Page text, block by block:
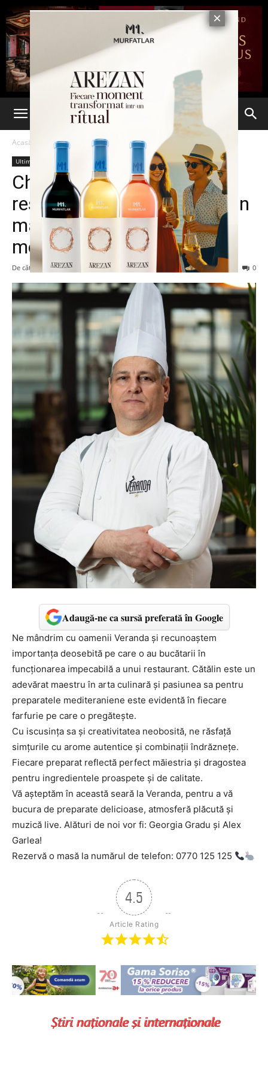
Acasă Ultima oră
Ultima oră
Chef Catalin de la
restaurantul Veranda este un
maestru in bucătăria
mediteraneana
De către Eva MIRON 29 iunie 2023 0
Adaugă-ne ca sursă preferată în Google
Ne mândrim cu oamenii Veranda și recunoaștem
importanța deosebită pe care o au bucătarii în
funcționarea impecabilă a unui restaurant. Cătălin este un
adevărat maestru în arta culinară și pasiunea sa pentru
preparatele mediteraniene este evidentă în fiecare
farfurie pe care o pregătește.
Cu iscusința sa și creativitatea neobosită, ne răsfață
simțurile cu arome autentice și combinații îndrăznețe.
Fiecare preparat reflectă perfect măiestria și dragostea
pentru ingredientele proaspete și de calitate.
Vă așteptăm în această seară la Veranda, pentru a vă
bucura de preparate delicioase, atmosferă plăcută și
muzică live. Alături de noi vor fi: Georgia Gradu și Alex
Garlea!
Rezervă o masă la numărul de telefon: 0770 125 125
4.5
Article Rating